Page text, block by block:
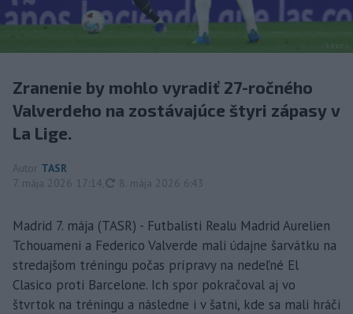
Zranenie by mohlo vyradiť 27-ročného
Valverdeho na zostávajúce štyri zápasy v
La Lige.
Autor TASR
7. mája 2026 17:14
aktualizované
8. mája 2026 6:43
Madrid 7. mája (TASR) - Futbalisti Realu Madrid Aurelien
Tchouameni a Federico Valverde mali údajne šarvátku na
stredajšom tréningu počas prípravy na nedeľné El
Clasico proti Barcelone. Ich spor pokračoval aj vo
štvrtok na tréningu a následne i v šatni, kde sa mali hráči